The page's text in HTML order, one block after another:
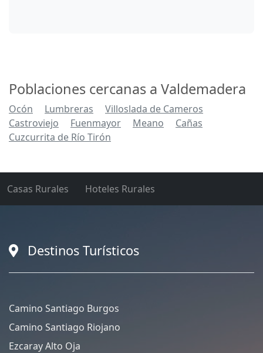
Poblaciones cercanas a Valdemadera
Ocón Lumbreras
Villoslada de Cameros
Castroviejo
Fuenmayor Meano
Cañas
Cuzcurrita de Río Tirón
Casas Rurales Hoteles Rurales
Destinos Turísticos
Camino Santiago Burgos
Camino Santiago Riojano
Ezcaray Alto Oja